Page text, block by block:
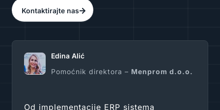
Kontaktirajte nas
Edina Alić
Pomoćnik direktora – Menprom d.o.o.
Od implementacije ERP sistema